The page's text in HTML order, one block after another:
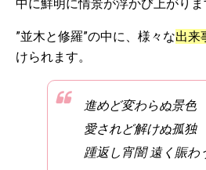
中に鮮明に情景が浮かび上がりま
”並木と修羅”の中に、様々な出来
けられます。
進めど変わらぬ景色
愛されど解けぬ孤独
踵返し宵闇 遠く賑わ